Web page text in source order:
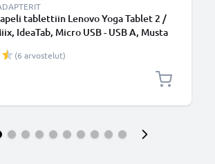
tablettiin Lenovo Yoga Tablet 2 /
IdeaTab, Micro USB - USB A, Musta
(6 arvostelut)